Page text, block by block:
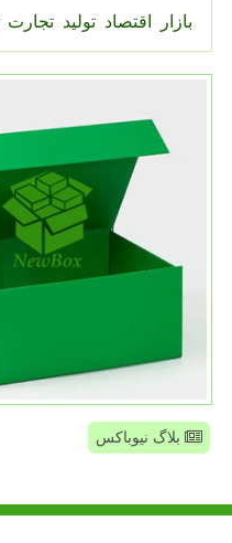
بازار اقتصاد تولید تجارت
بلاگ نیوباکس